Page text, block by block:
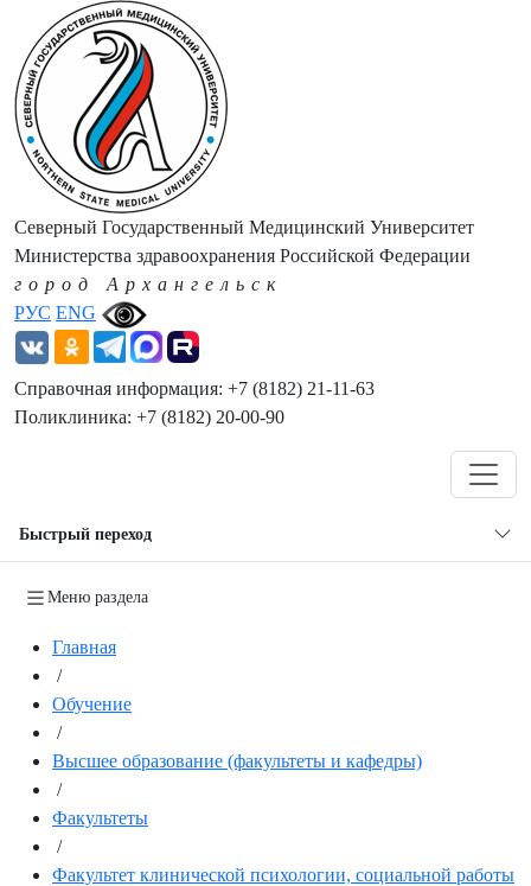
РУС ENG
Северный Государственный Медицинский Университет
Министерства здравоохранения Российской Федерации
город Архангельск
Справочная информация: +7 (8182) 21-11-63
Поликлиника: +7 (8182) 20-00-90
Быстрый переход
Меню раздела
Главная
/
Обучение
/
Высшее образование (факультеты и кафедры)
/
Факультеты
/
Факультет клинической психологии, социальной работы